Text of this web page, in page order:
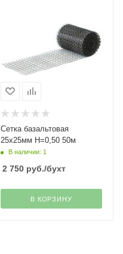
Сетка базальтовая
25х25мм H=0,50 50м
В наличии: 1
2 750руб./бухт
В КОРЗИНУ